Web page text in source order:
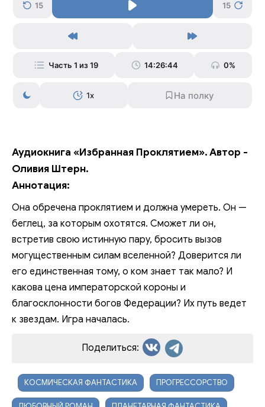
15 15
Часть 1 из 19 14:26:44 0%
1x
Аудиокнига «Избранная Проклятием». Автор -
Оливия Штерн.
Аннотация:
Она обречена проклятием и должна умереть. Он —
беглец, за которым охотятся. Сможет ли он,
встретив свою истинную пару, бросить вызов
могущественным силам вселенной? Доверится ли
его единственная тому, о ком знает так мало? И
какова цена императорской короны и
благосклонности богов Федерации? Их путь ведет
к звездам. Игра началась.
Поделиться:
КОСМИЧЕСКАЯ ФАНТАСТИКА ПРОГРЕССОРСТВО